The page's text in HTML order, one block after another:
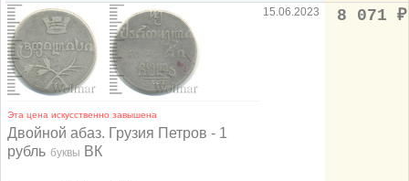
Эта цена искусственно завышена
Двойной абаз. Грузия Петров - 1
рубль буквы ВК
15.06.2023 8 071 ₽